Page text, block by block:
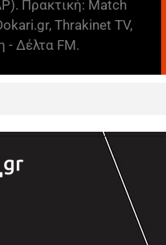
Πρακτική: Match
Thrakinet TV,
- Δέλτα FM.